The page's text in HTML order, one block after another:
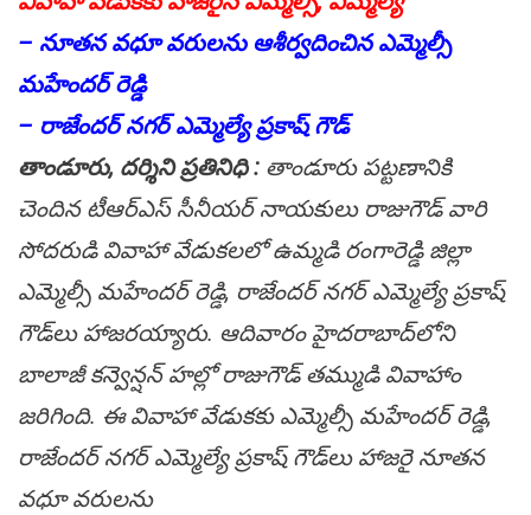
– నూత‌న వ‌ధూ వ‌రుల‌ను ఆశీర్వ‌దించిన ఎమ్మెల్సీ
మ‌హేంద‌ర్ రెడ్డి
– రాజేంద‌ర్ న‌గ‌ర్ ఎమ్మెల్యే ప్ర‌కాష్ గౌడ్‌
తాండూరు, ద‌ర్శిని ప్ర‌తినిధి : తాండూరు ప‌ట్ట‌ణానికి
చెందిన టీఆర్ఎస్ సీనీయ‌ర్ నాయ‌కులు రాజుగౌడ్ వారి
సోద‌రుడి వివాహా వేడుక‌ల‌లో ఉమ్మ‌డి రంగారెడ్డి జిల్లా
ఎమ్మెల్సీ మ‌హేంద‌ర్ రెడ్డి, రాజేంద‌ర్ న‌గ‌ర్ ఎమ్మెల్యే ప్ర‌కాష్
గౌడ్‌లు హాజ‌ర‌య్యారు. ఆదివారం హైదరాబాద్‌లోని
బాలాజీ కన్వెన్షన్ హల్లో రాజుగౌడ్ తమ్ముడి వివాహాం
జ‌రిగింది. ఈ వివాహా వేడుక‌కు ఎమ్మెల్సీ మ‌హేంద‌ర్ రెడ్డి,
రాజేంద‌ర్ న‌గ‌ర్ ఎమ్మెల్యే ప్ర‌కాష్ గౌడ్‌లు హాజ‌రై నూత‌న
వ‌ధూ వ‌రుల‌ను